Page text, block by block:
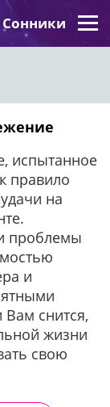
Сонники
испытанное
правило
на
проблемы
и
снится,
жизни
свою